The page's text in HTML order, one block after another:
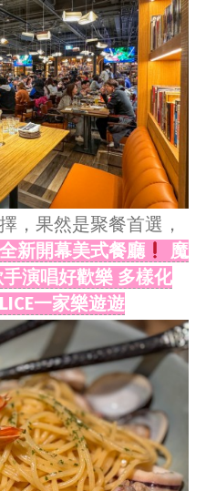
，果然是聚餐首選，
全新開幕美式餐廳
魔
演唱好歡樂 多樣化
一家樂遊遊